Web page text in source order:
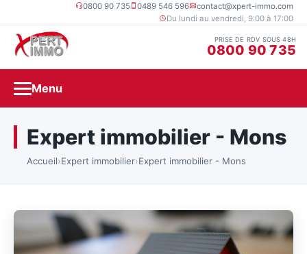
0800 90 735 0489 546 596
contact@xpert-immo.com
Du lundi au vendredi, 9:00 à 17:00
PRISE DE RDV SOUS 48H
0800 90 735
Menu
Expert immobilier - Mons
Accueil›Expert immobilier›Expert immobilier - Mons